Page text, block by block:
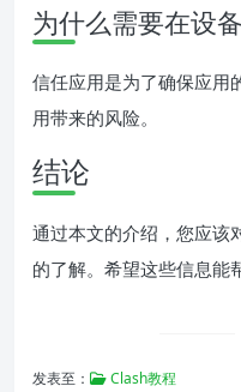
为什么需要在设
信任应用是为了确保应用
用带来的风险。
结论
通过本文的介绍，您应该
的了解。希望这些信息能
发表至： Clash教程